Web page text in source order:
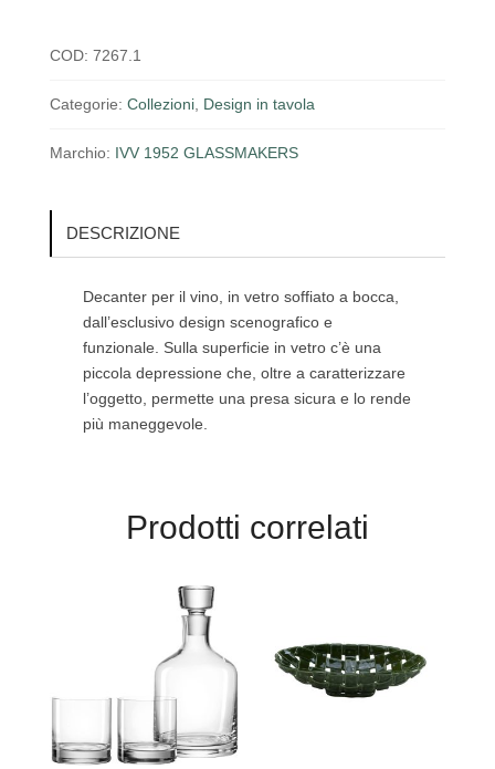
COD: 7267.1
Categorie: Collezioni, Design in tavola
Marchio: IVV 1952 GLASSMAKERS
DESCRIZIONE
Decanter per il vino, in vetro soffiato a bocca,
dall’esclusivo design scenografico e
funzionale. Sulla superficie in vetro c’è una
piccola depressione che, oltre a caratterizzare
l’oggetto, permette una presa sicura e lo rende
più maneggevole.
Prodotti correlati